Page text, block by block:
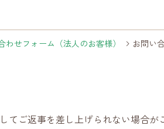
製品ができるまで
海外事業
農業資材製品
事業所
わせフォーム（法人のお客様） お問い
てご返事を差し上げられない場合が